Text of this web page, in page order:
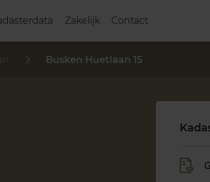
Zakelijk Contact
Busken Huetlaan 15